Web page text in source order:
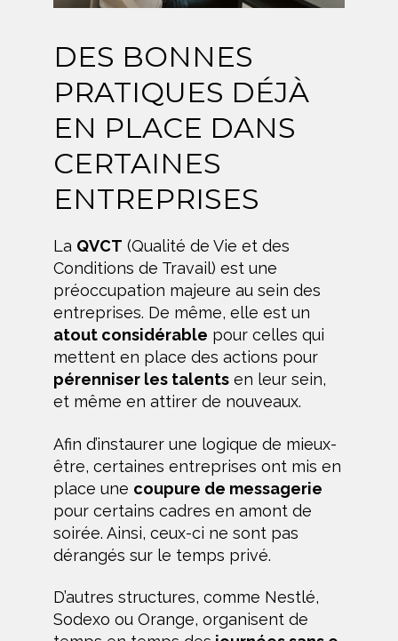
DES BONNES
PRATIQUES DÉJÀ
EN PLACE DANS
CERTAINES
ENTREPRISES
La QVCT (Qualité de Vie et des
Conditions de Travail) est une
préoccupation majeure au sein des
entreprises. De même, elle est un
atout considérable pour celles qui
mettent en place des actions pour
pérenniser les talents en leur sein,
et même en attirer de nouveaux.
Afin d’instaurer une logique de mieux-
être, certaines entreprises ont mis en
place une coupure de messagerie
pour certains cadres en amont de
soirée. Ainsi, ceux-ci ne sont pas
dérangés sur le temps privé.
D’autres structures, comme Nestlé,
Sodexo ou Orange, organisent de